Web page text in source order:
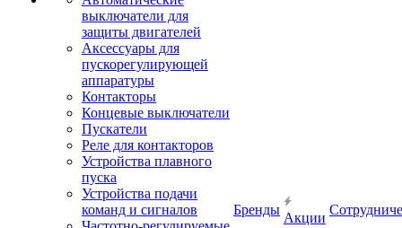
выключатели для
защиты двигателей
Аксессуары для
пускорегулирующей
аппаратуры
Контакторы
Концевые выключатели
Пускатели
Реле для контакторов
Устройства плавного
пуска
Устройства подачи
команд и сигналов
Бренды
Акции